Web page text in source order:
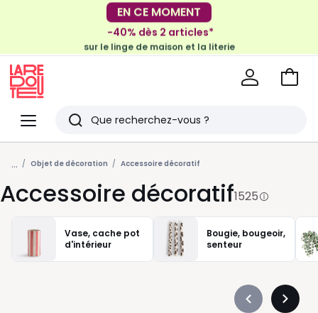
EN CE MOMENT
-30€ tous les 100€*
sur le meuble & la déco
-40% dès 2 articles*
sur le linge de maison et la literie
Menu
Redoute
Rechercher
Derniers
articles
vus
Voir
... Objet de décoration Accessoire décoratif
Accessoire décoratif1525
Vase, cache pot
d'intérieur
Bougie, bougeoir,
senteur
Précédent